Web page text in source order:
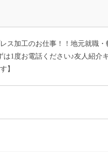
加工のお仕事！！地元就職
1度お電話ください♪友人紹介
】